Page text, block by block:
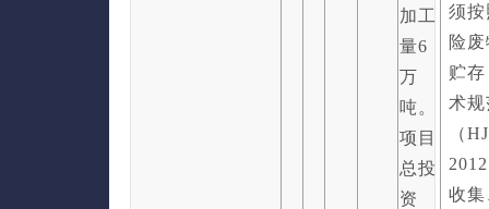
加工
量6
万
吨。
项目
总投
资
须
险
贮
术
（
收